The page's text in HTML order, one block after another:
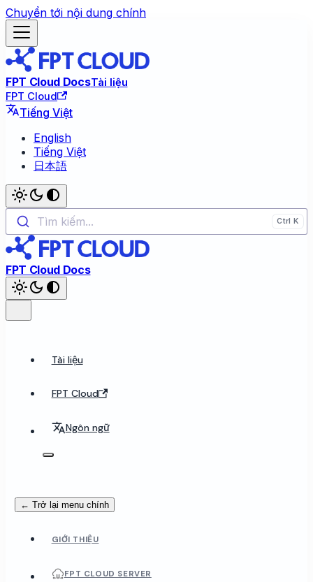
Chuyển tới nội dung chính
FPT Cloud DocsTài liệu
FPT Cloud
Tiếng Việt
English
Tiếng Việt
日本語
Tìm kiếm...
FPT Cloud Docs
Tài liệu
FPT Cloud
Ngôn ngữ
← Trở lại menu chính
GIỚI THIỆU
FPT CLOUD SERVER